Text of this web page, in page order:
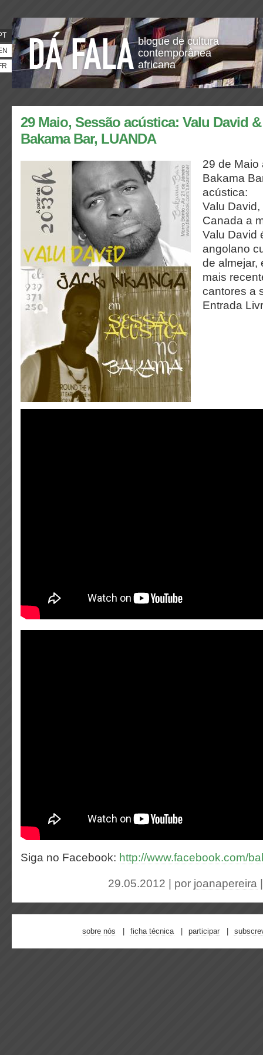
blogue de cultura
contemporânea
africana
29 Maio, Sessão acústica: Valu David
Bakama Bar, LUANDA
29 de Maio
Bakama
acústica:
Valu
Canada a
Valu David
angolano
de almejar,
mais
cantores a
Entrada
Siga no Facebook: http://www.facebook.com/
29.05.2012 | por joanapereira
sobre nós ficha técnica participar